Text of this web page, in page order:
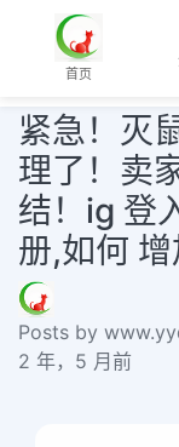
首页
紧急！灭
理了！卖
结！ig 登
册,如何
Posts by
2 年，5 月前